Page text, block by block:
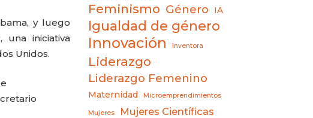
y luego
iniciativa
Unidos.
Feminismo Género IA
Igualdad de género
Innovación Inventora
Liderazgo
Liderazgo Femenino
Maternidad Microemprendimientos
Mujeres Mujeres Científicas